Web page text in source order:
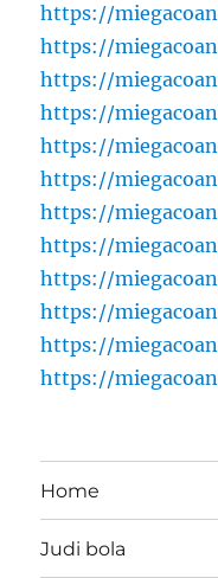
https://
https://
https://
https://
https://
https://
https://
https://
https://
https://
https://
https://
Home
Judi bola